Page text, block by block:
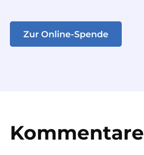
Zur Online-Spende
Kommentare